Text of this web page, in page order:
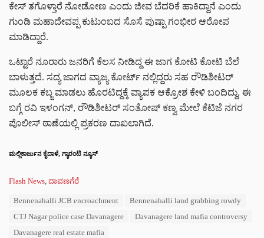
ಕೇಸ್ ತಗೊಳ್ತಾರೆ ನೋಡೋಣ ಎಂದು ಜೀವ ಬೆದರಿಕೆ ಹಾಕಿದ್ದಾನೆ ಎಂದು
ಗುಂಡಿ ಮಹಾದೇವಪ್ಪ ಕುಟುಂಬದ ಸೊಸೆ ಪುಷ್ಪಾ ಗಂಭೀರ ಆರೋಪ
ಮಾಡಿದ್ದಾರೆ.
ಒಟ್ಟಾರೆ ನೂರಾರು ಜನರಿಗೆ ಕೆಲಸ ನೀಡಿದ್ದ ಈ ಜಾಗ ಕೋಟಿ ಕೋಟಿ ಬೆಲೆ
ಬಾಳುತ್ತದೆ. ಸದ್ಯ ಜಾಗದ ವ್ಯಾಜ್ಯ ಕೋರ್ಟ್ ನಲ್ಲಿದ್ದರು ಸಹ ರೌಡಿಶೀಟರ್
ಮೂಲಕ ಕಬ್ಜ ಮಾಡಲು ಹೊರಟಿದ್ದಕ್ಕೆ ವ್ಯಾಪಕ ಆಕ್ರೋಶ ಕೇಳಿ ಬಂದಿದ್ದು, ಈ
ಬಗ್ಗೆ ರವಿ ಇಳಂಗನ್, ರೌಡಿಶೀಟರ್ ಸಂತೋಷ್ ಕಣ್ವ ಮೇಲೆ ಕೆಟಿಜೆ ನಗರ
ಪೊಲೀಸ್ ಠಾಣೆಯಲ್ಲಿ ಪ್ರಕರಣ ದಾಖಲಾಗಿದೆ.
ಮಲ್ಲಿಕಾರ್ಜುನ ಕೈದಾಳೆ, ಗ್ಯಾರಂಟಿ ನ್ಯೂಸ್‌
C
Flash News ದಾವಣಗೆರೆ
Bennenahalli JCB encroachment
Bennenahalli land grabbing rowdy
CTJ Nagar police case Davanagere
Davanagere land mafia controversy
Davanagere real estate mafia